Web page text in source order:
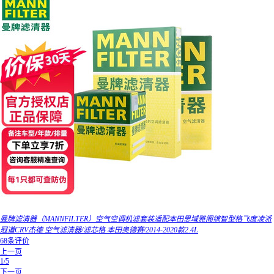
曼牌滤清器（MANNFILTER）空气空调机滤套装适配本田思域雅阁缤智型格飞度凌派
冠道CRV杰德 空气滤清器/滤芯格 本田奥德赛/2014-2020款2.4L
68条评价
上一页
1/5
下一页